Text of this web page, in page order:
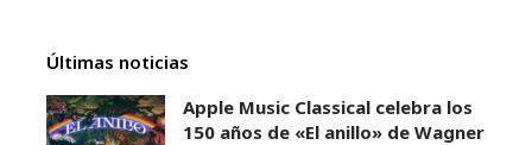
Últimas noticias
Apple Music Classical celebra los
150 años de «El anillo» de Wagner